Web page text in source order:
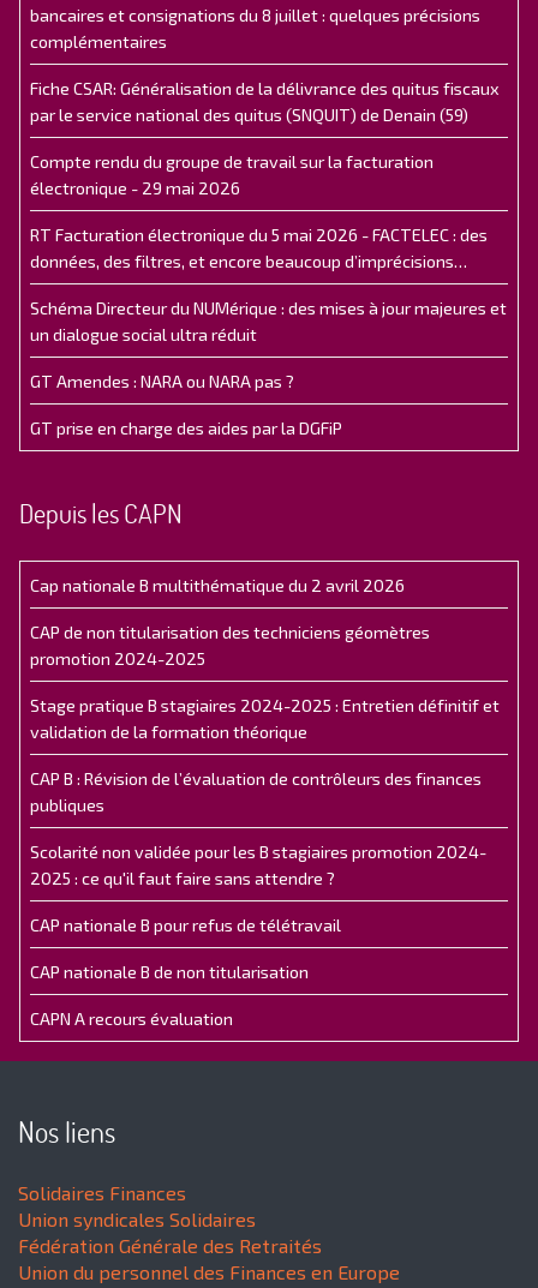
bancaires et consignations du 8 juillet : quelques précisions
complémentaires
Fiche CSAR: Généralisation de la délivrance des quitus fiscaux
par le service national des quitus (SNQUIT) de Denain (59)
Compte rendu du groupe de travail sur la facturation
électronique - 29 mai 2026
RT Facturation électronique du 5 mai 2026 - FACTELEC : des
données, des filtres, et encore beaucoup d’imprécisions…
Schéma Directeur du NUMérique : des mises à jour majeures et
un dialogue social ultra réduit
GT Amendes : NARA ou NARA pas ?
GT prise en charge des aides par la DGFiP
Depuis les CAPN
Cap nationale B multithématique du 2 avril 2026
CAP de non titularisation des techniciens géomètres
promotion 2024-2025
Stage pratique B stagiaires 2024-2025 : Entretien définitif et
validation de la formation théorique
CAP B : Révision de l’évaluation de contrôleurs des finances
publiques
Scolarité non validée pour les B stagiaires promotion 2024-
2025 : ce qu'il faut faire sans attendre ?
CAP nationale B pour refus de télétravail
CAP nationale B de non titularisation
CAPN A recours évaluation
Nos liens
Solidaires Finances
Union syndicales Solidaires
Fédération Générale des Retraités
Union du personnel des Finances en Europe